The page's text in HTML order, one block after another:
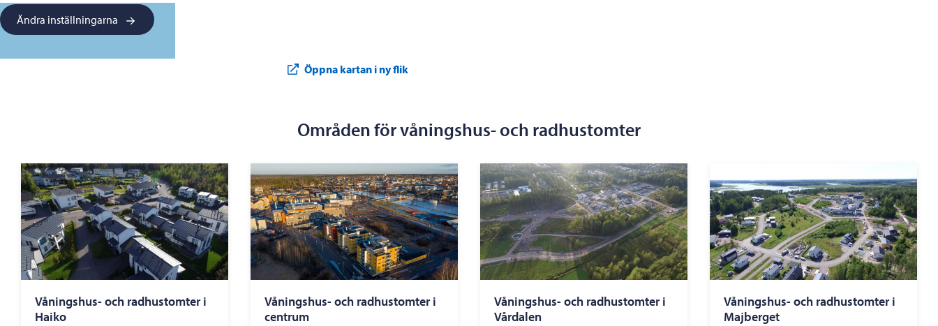
Ändra inställningarna
Öppna kartan i ny flik
Områden för våningshus- och radhustomter
Våningshus- och radhustomter i
Haiko
Våningshus- och radhustomter i
centrum
Våningshus- och radhustomter i
Vårdalen
Våningshus- och radhustomter i
Majberget